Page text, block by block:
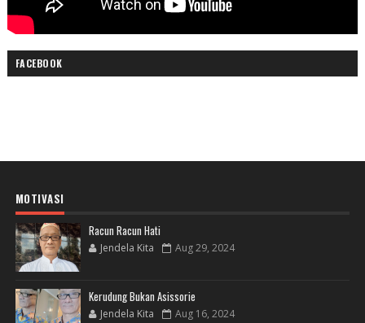
FACEBOOK
MOTIVASI
Racun Racun Hati
Jendela Kita Aug 29, 2024
Kerudung Bukan Asissorie
Jendela Kita Aug 16, 2024